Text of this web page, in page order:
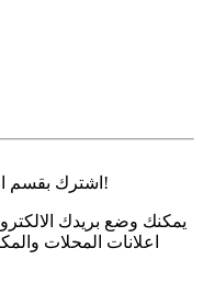
اشترك بقسم اعلانات المحلات والمكاتب التجارية مجاناً!
يمكنك وضع بريدك
اعلانات المحلات